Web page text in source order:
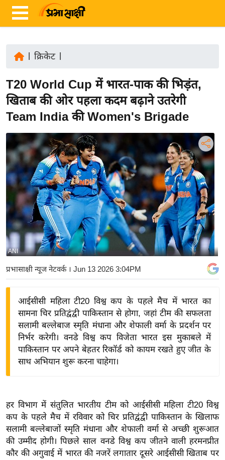
ज़ा
ख
ब
र
रा
ष्ट्री
य
अं
र्रा
ष्ट्री
य
बि
ज़
ने
द्यो
शे
ष
ज्ञ
रा
य
क्रिकेट|
T20 World Cup में भारत-पाक की भिड़ंत,
खिताब की ओर पहला कदम बढ़ाने उतरेगी
Team India की Women's Brigade
ANI
प्रभासाक्षी न्यूज नेटवर्क। Jun 13 2026 3:04PM
आईसीसी महिला टी20 विश्व कप के पहले मैच में भारत का
सामना चिर प्रतिद्वंद्वी पाकिस्तान से होगा, जहां टीम की सफलता
सलामी बल्लेबाज स्मृति मंधाना और शेफाली वर्मा के प्रदर्शन पर
निर्भर करेगी। वनडे विश्व कप विजेता भारत इस मुकाबले में
पाकिस्तान पर अपने बेहतर रिकॉर्ड को कायम रखते हुए जीत के
साथ अभियान शुरू करना चाहेगा।
हर विभाग में संतुलित भारतीय टीम को आईसीसी महिला टी20 विश्व
कप के पहले मैच में रविवार को चिर प्रतिद्वंद्वी पाकिस्तान के खिलाफ
सलामी बल्लेबाजों स्मृति मंधाना और शेफाली वर्मा से अच्छी शुरूआत
की उम्मीद होगी। पिछले साल वनडे विश्व कप जीतने वाली हरमनप्रीत
कौर की अगुवाई में भारत की नजरें लगातार दूसरे आईसीसी खिताब पर